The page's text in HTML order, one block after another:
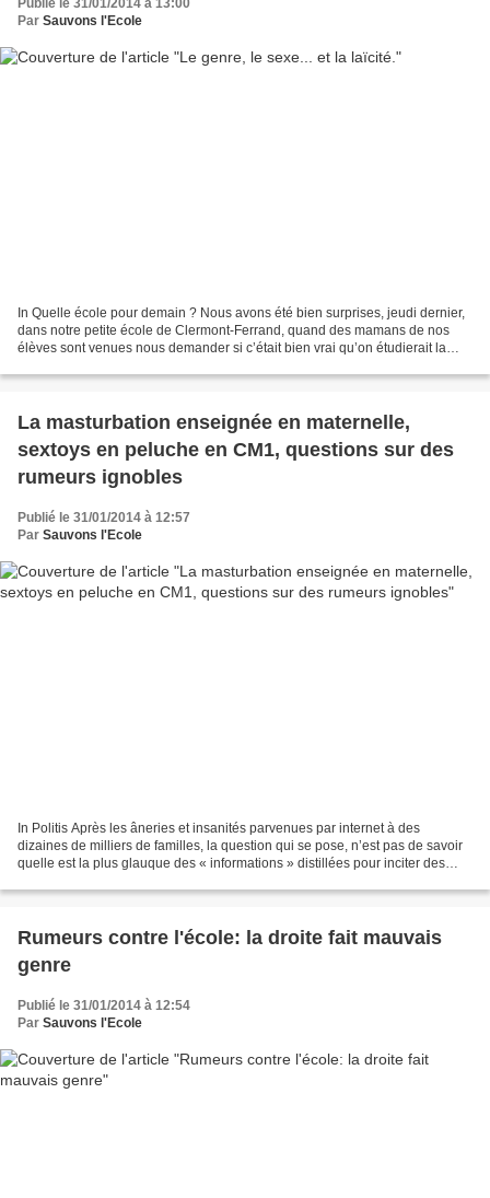
Par Sauvons l'Ecole
In Quelle école pour demain ? Nous avons été bien surprises, jeudi dernier,
dans notre petite école de Clermont-Ferrand, quand des mamans de nos
élèves sont venues nous demander si c’était bien vrai qu’on étudierait la
La masturbation enseignée en maternelle,
sextoys en peluche en CM1, questions sur des
rumeurs ignobles
Publié le 31/01/2014 à 12:57
Par Sauvons l'Ecole
In Politis Après les âneries et insanités parvenues par internet à des
dizaines de milliers de familles, la question qui se pose, n’est pas de savoir
quelle est la plus glauque des « informations » distillées pour inciter des
Rumeurs contre l'école: la droite fait mauvais
genre
Publié le 31/01/2014 à 12:54
Par Sauvons l'Ecole